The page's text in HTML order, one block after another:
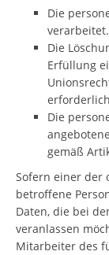
Die
verarbeitet.
Die
Erfüllung
Die
gemäß
Sofern einer der
betroffene
Daten, die bei
veranlassen
Mitarbeiter des